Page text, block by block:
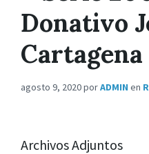
Donativo
agosto 9, 2020porADMIN en
Archivos Adjuntos